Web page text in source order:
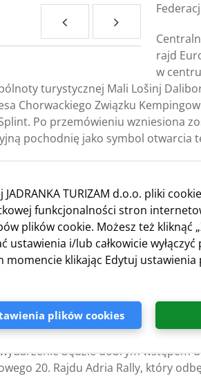
rajd
w
turystycznej Mali Lošinj
Chorwackiego Związku
Po przemówieniu wzniesiona
pochodnię jako symbol otwarcia
wieloma zajęciami, takimi
Apoksiomena oraz żaglówki
Cres i zwiedzanie miasteczek
sadzenie sosen w ramach
każdego wieczoru była
była uroczysta kolacja z
kemping przybyło wcześniej, a
przyrodę wyspy i dzięki
Čikat.
będzie dobrym wstępem
20. Rajdu Adria Rally, który
TURIZAM d.o.o. pliki
funkcjonalności stron
plików cookie. Możesz też kliknąć
ustawienia i/lub całkowicie
momencie klikając Edytuj
plików cookies